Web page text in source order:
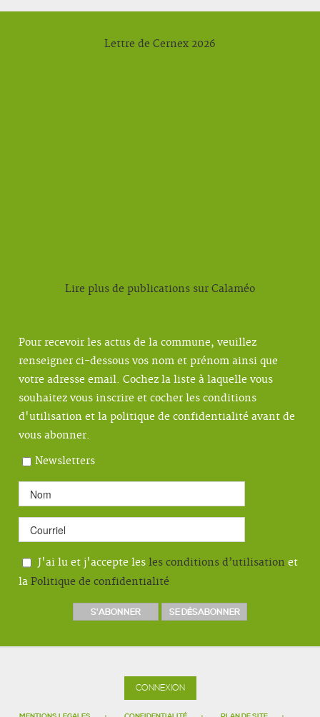
Lettre de Cernex 2026
Lire plus de publications sur Calaméo
Pour recevoir les actus de la commune, veuillez
renseigner ci-dessous vos nom et prénom ainsi que
votre adresse email. Cochez la liste à laquelle vous
souhaitez vous inscrire et cocher les conditions
d'utilisation et la politique de confidentialité avant de
vous abonner.
Newsletters
J'ai lu et j'accepte les les conditions d’utilisation et
la Politique de confidentialité
CONNEXION